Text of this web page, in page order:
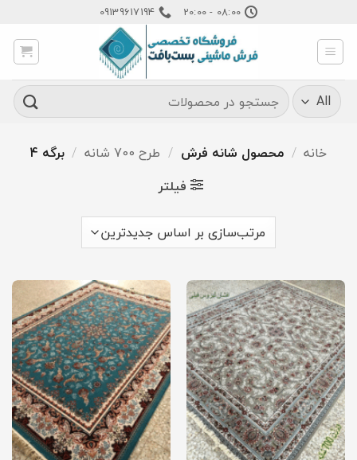
content
08:00 - 20:00
09139617194
جستجو
برای:
خانه / محصول شانه فرش / طرح 700 شانه / برگه 4
فیلتر